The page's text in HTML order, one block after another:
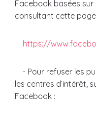
Facebook basées sur
consultant cette page
https://
- Pour refuser les
les centres d’intérêt,
Facebook :